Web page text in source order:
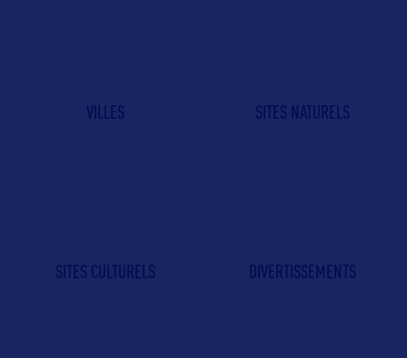
VILLES SITES NATURELS
SITES CULTURELS DIVERTISSEMENTS